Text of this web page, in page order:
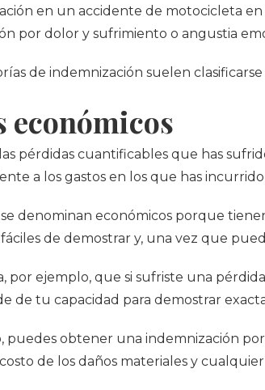
en un accidente de motocicleta
por dolor y sufrimiento o angustia
de indemnización suelen
económicos
pérdidas cuantificables que has
a los gastos en los que has
se denominan económicos porque
de demostrar y, una vez que
por ejemplo, que si sufriste una
de tu capacidad para demostrar
puedes obtener una indemnización
de los daños materiales y